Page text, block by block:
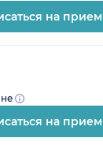
на прием
на прием